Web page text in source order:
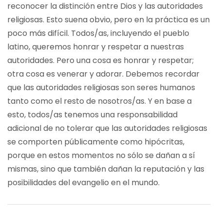
reconocer la distinción entre Dios y las autoridades
religiosas. Esto suena obvio, pero en la práctica es un
poco más difícil. Todos/as, incluyendo el pueblo
latino, queremos honrar y respetar a nuestras
autoridades. Pero una cosa es honrar y respetar;
otra cosa es venerar y adorar. Debemos recordar
que las autoridades religiosas son seres humanos
tanto como el resto de nosotros/as. Y en base a
esto, todos/as tenemos una responsabilidad
adicional de no tolerar que las autoridades religiosas
se comporten públicamente como hipócritas,
porque en estos momentos no sólo se dañan a sí
mismas, sino que también dañan la reputación y las
posibilidades del evangelio en el mundo.